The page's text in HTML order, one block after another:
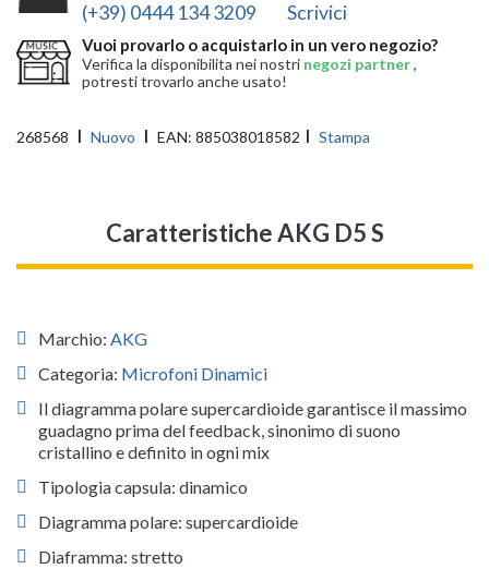
(+39) 0444 134 3209 Scrivici
Vuoi provarlo o acquistarlo in un vero negozio?
Verifica la disponibilita nei nostri negozi partner,
potresti trovarlo anche usato!
268568 Nuovo EAN: 885038018582 Stampa
Caratteristiche AKG D5 S
Marchio: AKG
Categoria: Microfoni Dinamici
Il diagramma polare supercardioide garantisce il massimo
guadagno prima del feedback, sinonimo di suono
cristallino e definito in ogni mix
Tipologia capsula: dinamico
Diagramma polare: supercardioide
Diaframma: stretto